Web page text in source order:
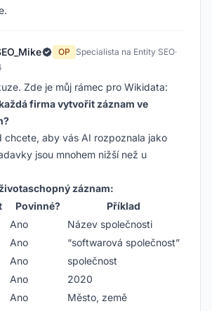
OP Specialista na Entity SEO·
Zde je můj rámec pro Wikidata:
firma vytvořit záznam ve
chcete, aby vás AI rozpoznala jako
jsou mnohem nižší než u
záznam:
Povinné?
Příklad
Ano
Název společnosti
Ano
“softwarová společnost”
Ano
společnost
Ano
2020
Ano
Město, země